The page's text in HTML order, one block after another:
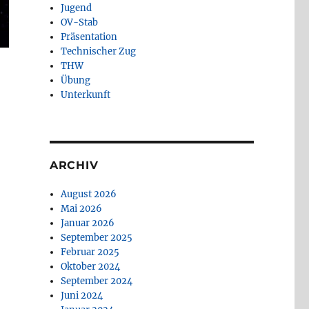
Jugend
OV-Stab
Präsentation
Technischer Zug
THW
Übung
Unterkunft
ARCHIV
August 2026
Mai 2026
Januar 2026
September 2025
Februar 2025
Oktober 2024
September 2024
Juni 2024